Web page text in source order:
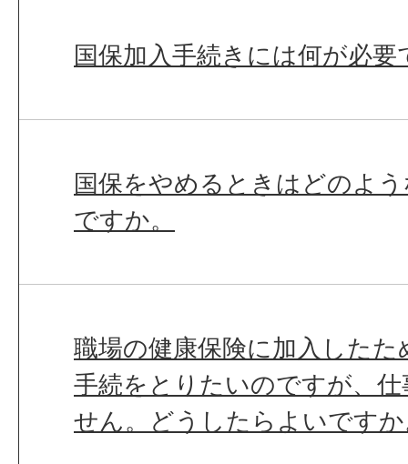
国保加入手続きには何が必要
国保をやめるときはどのよ
ですか。
職場の健康保険に加入した
手続をとりたいのですが、
せん。どうしたらよいです